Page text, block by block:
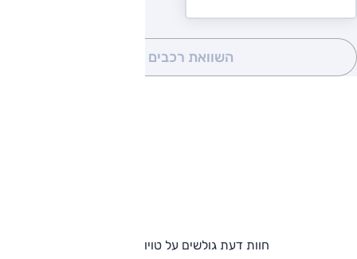
השוואת רכבים
חוות דעת גולשים על טויוטה היילקס